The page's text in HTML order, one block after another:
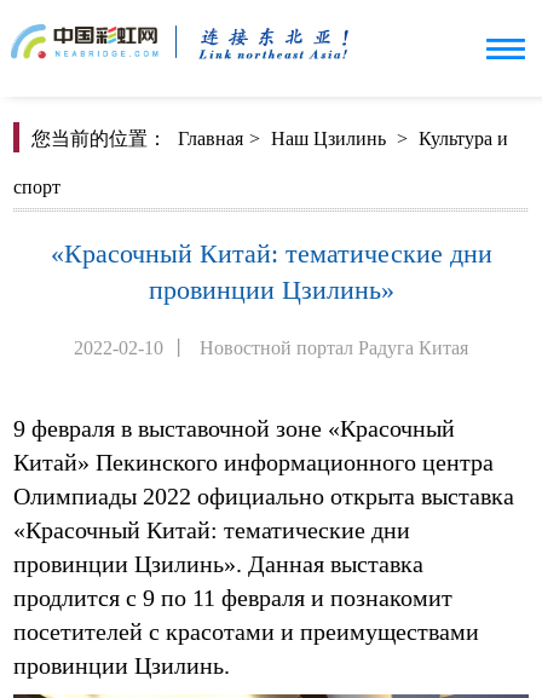
您当前的位置： Главная > Наш Цзилинь > Культура и
спорт
«Красочный Китай: тематические дни
провинции Цзилинь»
2022-02-10 Новостной портал Радуга Китая
9 февраля в выставочной зоне «Красочный
Китай» Пекинского информационного центра
Олимпиады 2022 официально открыта выставка
«Красочный Китай: тематические дни
провинции Цзилинь». Данная выставка
продлится с 9 по 11 февраля и познакомит
посетителей с красотами и преимуществами
провинции Цзилинь.